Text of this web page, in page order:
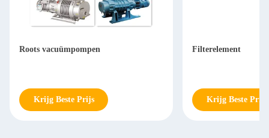
Roots vacuümpompen
Krijg Beste Prijs
Filterelement
Krijg Beste Prijs